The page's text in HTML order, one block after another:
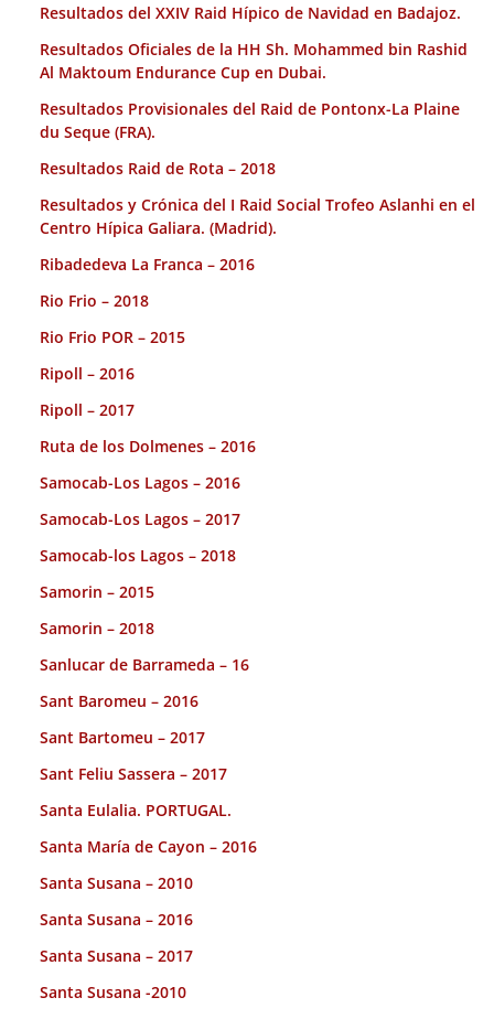
Resultados del XXIV Raid Hípico de Navidad en Badajoz.
Resultados Oficiales de la HH Sh. Mohammed bin Rashid
Al Maktoum Endurance Cup en Dubai.
Resultados Provisionales del Raid de Pontonx-La Plaine
du Seque (FRA).
Resultados Raid de Rota – 2018
Resultados y Crónica del I Raid Social Trofeo Aslanhi en el
Centro Hípica Galiara. (Madrid).
Ribadedeva La Franca – 2016
Rio Frio – 2018
Rio Frio POR – 2015
Ripoll – 2016
Ripoll – 2017
Ruta de los Dolmenes – 2016
Samocab-Los Lagos – 2016
Samocab-Los Lagos – 2017
Samocab-los Lagos – 2018
Samorin – 2015
Samorin – 2018
Sanlucar de Barrameda – 16
Sant Baromeu – 2016
Sant Bartomeu – 2017
Sant Feliu Sassera – 2017
Santa Eulalia. PORTUGAL.
Santa María de Cayon – 2016
Santa Susana – 2010
Santa Susana – 2016
Santa Susana – 2017
Santa Susana -2010